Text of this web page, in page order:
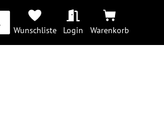
Wunschliste Login Warenkorb